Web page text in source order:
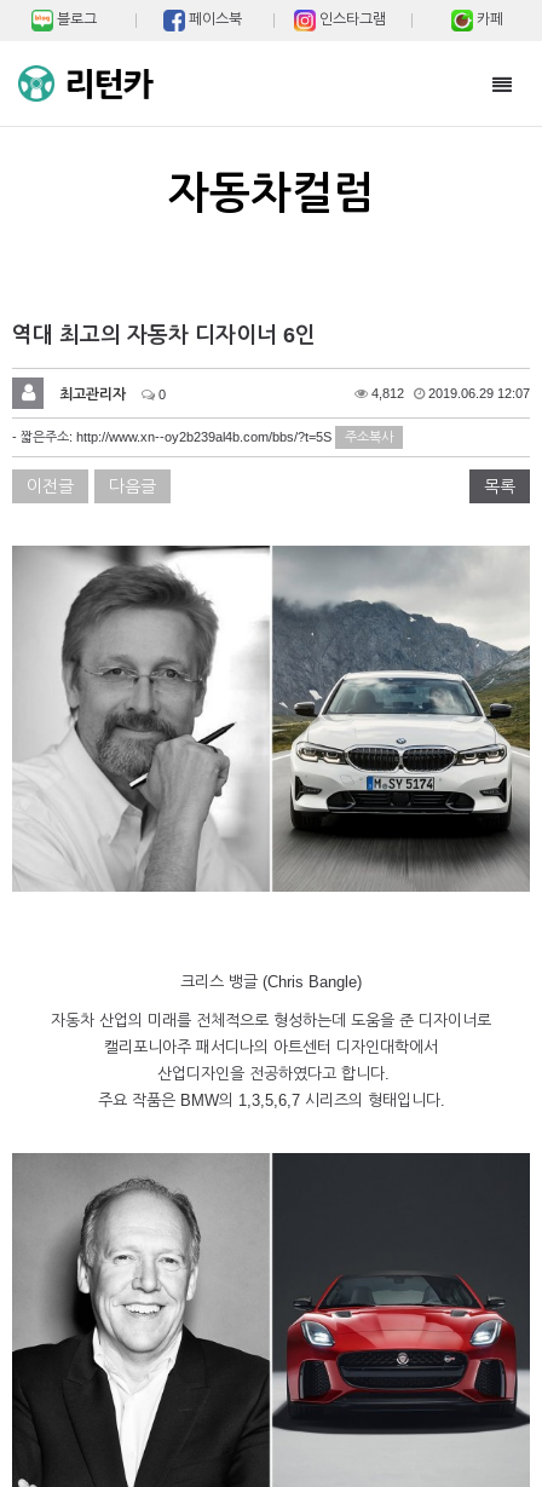
블로그 페이스북 인스타그램 카페
자동차컬럼
역대 최고의 자동차 디자이너 6인
최고관리자 0 4,812 2019.06.29 12:07
- 짧은주소: http://www.xn--oy2b239al4b.com/bbs/?t=5S 주소복사
이전글 다음글 목록
크리스 뱅글 (Chris Bangle)
자동차 산업의 미래를 전체적으로 형성하는데 도움을 준 디자이너로
캘리포니아주 패서디나의 아트센터 디자인대학에서
산업디자인을 전공하였다고 합니다.
주요 작품은 BMW의 1,3,5,6,7 시리즈의 형태입니다.